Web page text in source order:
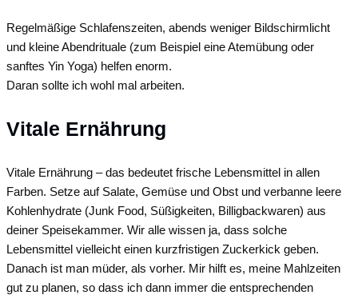
Regelmäßige Schlafenszeiten, abends weniger Bildschirmlicht
und kleine Abendrituale (zum Beispiel eine Atemübung oder
sanftes Yin Yoga) helfen enorm.
Daran sollte ich wohl mal arbeiten.
Vitale Ernährung
Vitale Ernährung – das bedeutet frische Lebensmittel in allen
Farben. Setze auf Salate, Gemüse und Obst und verbanne leere
Kohlenhydrate (Junk Food, Süßigkeiten, Billigbackwaren) aus
deiner Speisekammer. Wir alle wissen ja, dass solche
Lebensmittel vielleicht einen kurzfristigen Zuckerkick geben.
Danach ist man müder, als vorher. Mir hilft es, meine Mahlzeiten
gut zu planen, so dass ich dann immer die entsprechenden